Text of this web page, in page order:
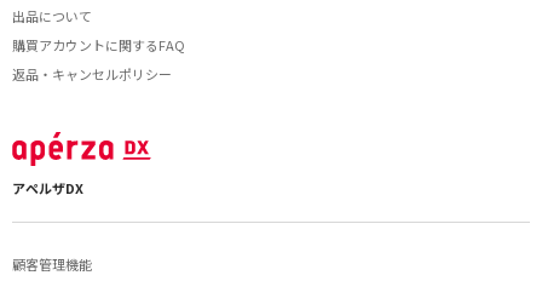
出品について
購買アカウントに関するFAQ
返品・キャンセルポリシー
アペルザDX
顧客管理機能